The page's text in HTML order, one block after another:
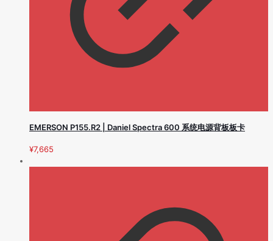
EMERSON P155.R2 | Daniel Spectra 600 系统电源背板板卡
¥7,665